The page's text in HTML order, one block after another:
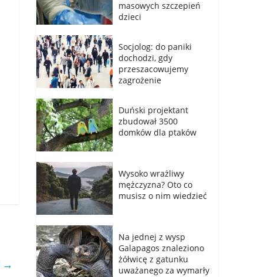
→
masowych szczepień
dzieci
Socjolog: do paniki
dochodzi, gdy
przeszacowujemy
zagrożenie
Duński projektant
zbudował 3500
domków dla ptaków
Wysoko wrażliwy
mężczyzna? Oto co
musisz o nim wiedzieć
Na jednej z wysp
Galapagos znaleziono
żółwicę z gatunku
uważanego za wymarły